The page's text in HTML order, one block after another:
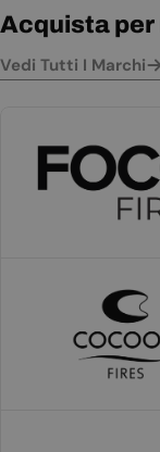
Acquista
Vedi Tutti I Marchi